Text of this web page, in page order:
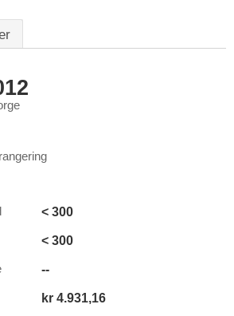
< 300
< 300
--
kr 4.931,16